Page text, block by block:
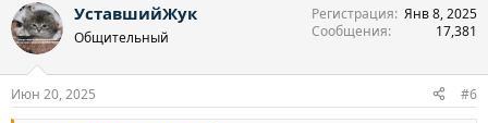
УставшийЖук
Общительный
Регистрация Янв 8, 2025
Сообщения
17,381
Июн 20, 2025 #6